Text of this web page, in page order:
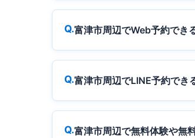
富津市周辺でWeb予約でき
富津市周辺でLINE予約でき
富津市周辺で無料体験や無